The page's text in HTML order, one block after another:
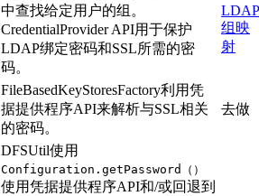
中查找给定用户的组。
CredentialProvider API用于保护
LDAP绑定密码和SSL所需的密
码。
LDAP
组映
射
FileBasedKeyStoresFactory利用凭
据提供程序API来解析与SSL相关
的密码。
去做
DFSUtil使用
Configuration.getPassword（）
使用凭据提供程序API和/或回退到